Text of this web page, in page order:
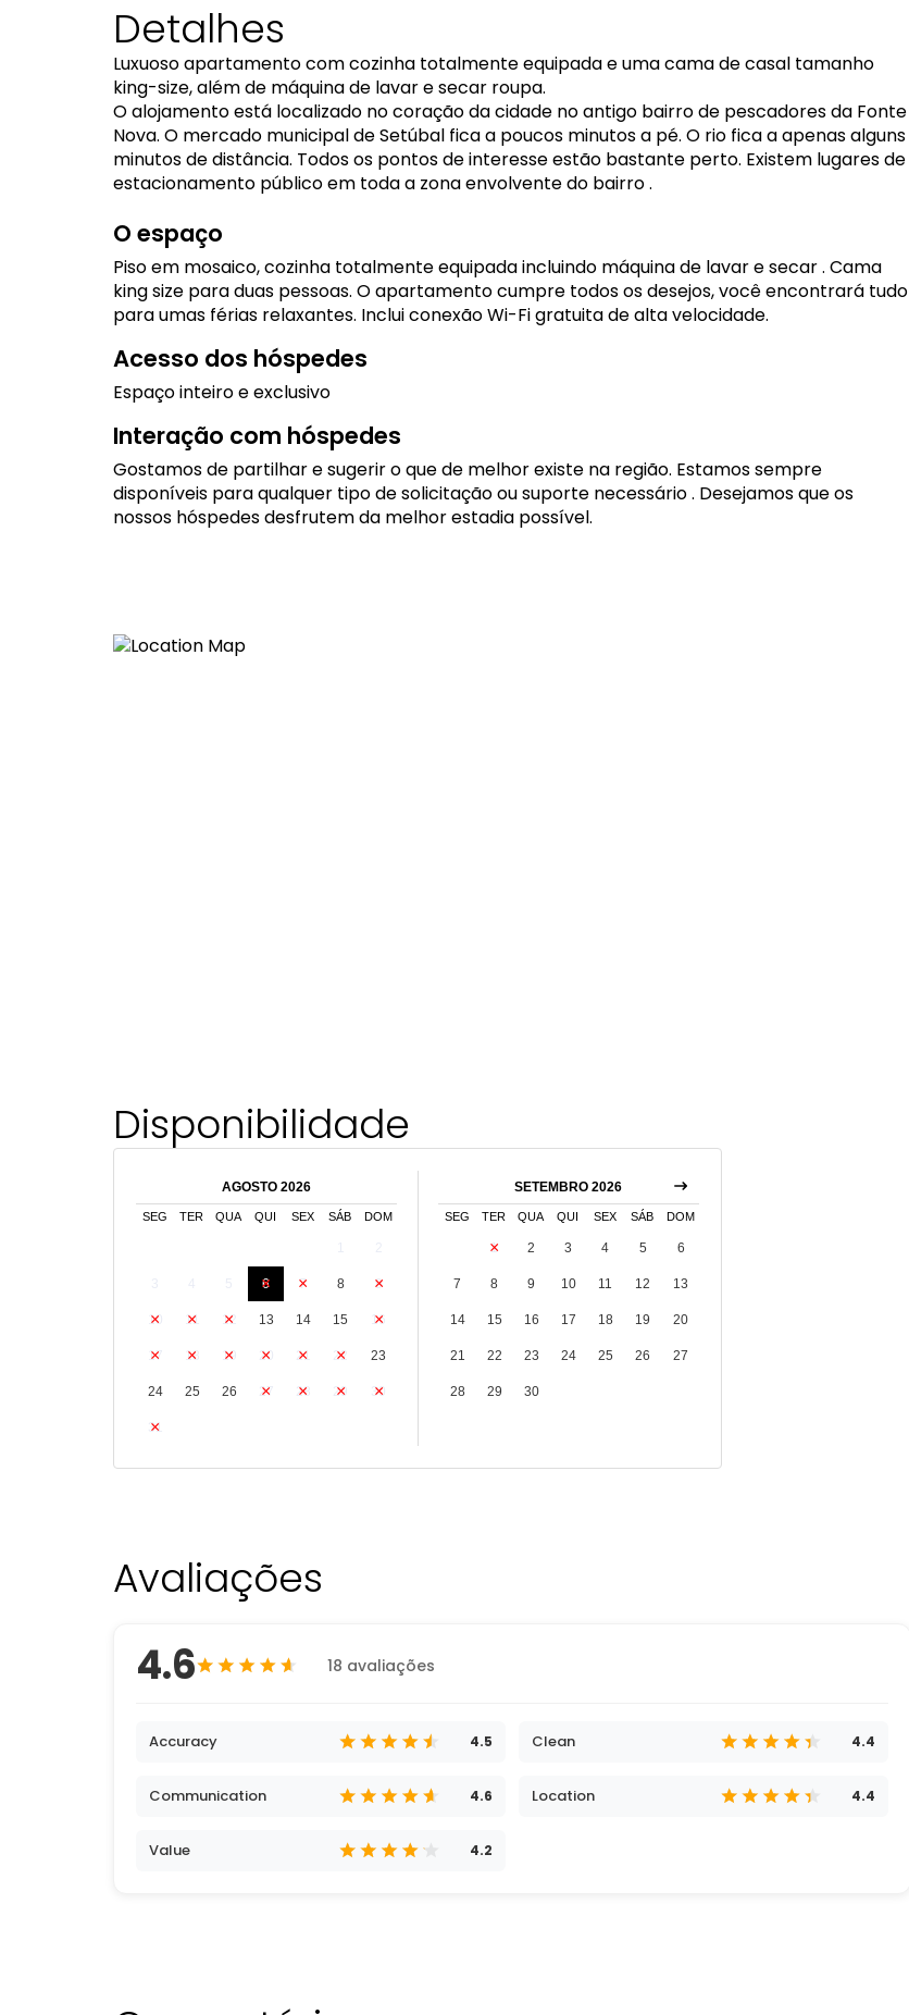
Detalhes
Luxuoso apartamento com cozinha totalmente equipada e uma cama de casal tamanho
king-size, além de máquina de lavar e secar roupa.
O alojamento está localizado no coração da cidade no antigo bairro de pescadores da Fonte
Nova. O mercado municipal de Setúbal fica a poucos minutos a pé. O rio fica a apenas alguns
minutos de distância. Todos os pontos de interesse estão bastante perto. Existem lugares de
estacionamento público em toda a zona envolvente do bairro .
O espaço
Piso em mosaico, cozinha totalmente equipada incluindo máquina de lavar e secar . Cama
king size para duas pessoas. O apartamento cumpre todos os desejos, você encontrará tudo
para umas férias relaxantes. Inclui conexão Wi-Fi gratuita de alta velocidade.
Acesso dos hóspedes
Espaço inteiro e exclusivo
Interação com hóspedes
Gostamos de partilhar e sugerir o que de melhor existe na região. Estamos sempre
disponíveis para qualquer tipo de solicitação ou suporte necessário . Desejamos que os
nossos hóspedes desfrutem da melhor estadia possível.
Disponibilidade
AGOSTO 2026
SEG TER QUA QUI SEX SÁB DOM
6 7 8 9
10 11 12 13 14 15 16
17 18 19 20 21 22 23
24 25 26 27 28 29 30
31
SETEMBRO 2026
SEG TER QUA QUI SEX SÁB DOM
1 2 3 4 5 6
7 8 9 10 11 12 13
14 15 16 17 18 19 20
21 22 23 24 25 26 27
28 29 30
Avaliações
4.6
18 avaliações
Accuracy 4.5 Clean 4.4
Communication 4.6 Location 4.4
Value 4.2